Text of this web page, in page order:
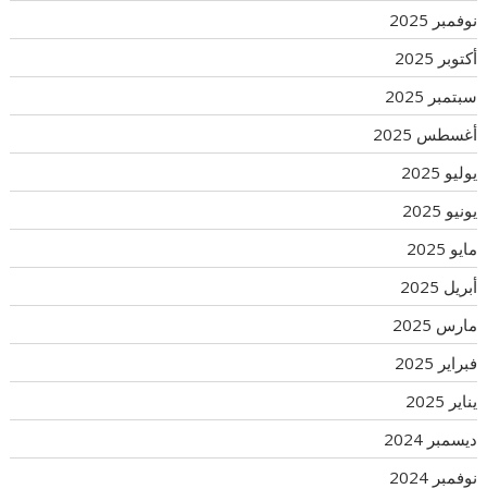
نوفمبر 2025
أكتوبر 2025
سبتمبر 2025
أغسطس 2025
يوليو 2025
يونيو 2025
مايو 2025
أبريل 2025
مارس 2025
فبراير 2025
يناير 2025
ديسمبر 2024
نوفمبر 2024